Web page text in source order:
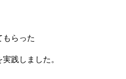
もらった
実践しました。